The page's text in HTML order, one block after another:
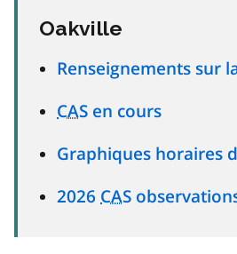
Oakville
Renseignements sur
CAS en cours
Graphiques horaires
2026 CAS